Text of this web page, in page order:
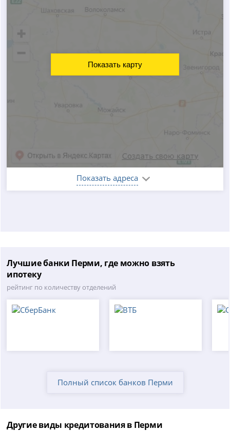
Показать адреса
Показать карту
Лучшие банки Перми, где можно взять
ипотеку
рейтинг по количеству отделений
Полный список банков Перми
Другие виды кредитования в Перми